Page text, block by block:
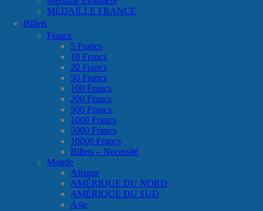
MÉDAILLE FRANCE
Billets
France
5 Francs
10 Francs
20 Francs
50 Francs
100 Francs
200 Francs
500 Francs
1000 Francs
5000 Francs
10000 Francs
Billets – Necessité
Monde
Afrique
AMÉRIQUE DU NORD
AMÉRIQUE DU SUD
Asie